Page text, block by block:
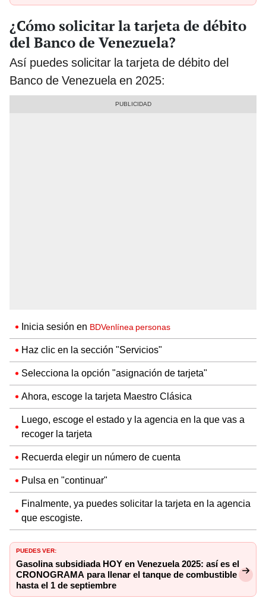
¿Cómo solicitar la tarjeta de débito
del Banco de Venezuela?
Así puedes solicitar la tarjeta de débito del
Banco de Venezuela en 2025:
Inicia sesión en BDVenlínea personas
Haz clic en la sección "Servicios"
Selecciona la opción "asignación de tarjeta"
Ahora, escoge la tarjeta Maestro Clásica
Luego, escoge el estado y la agencia en la que vas a
recoger la tarjeta
Recuerda elegir un número de cuenta
Pulsa en "continuar"
Finalmente, ya puedes solicitar la tarjeta en la agencia
que escogiste.
PUEDES VER:
Gasolina subsidiada HOY en Venezuela 2025: así es el
CRONOGRAMA para llenar el tanque de combustible
hasta el 1 de septiembre